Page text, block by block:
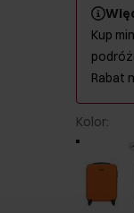
Kup
Rabat
Kolor: